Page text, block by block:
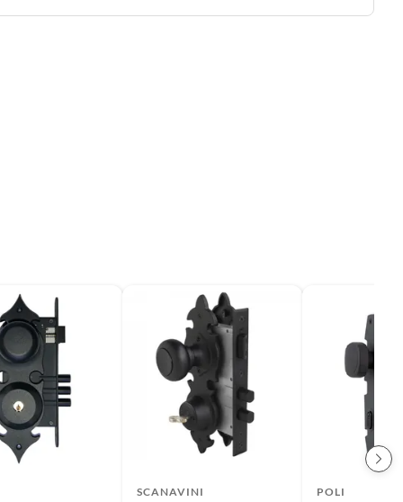
SCANAVINI POLI